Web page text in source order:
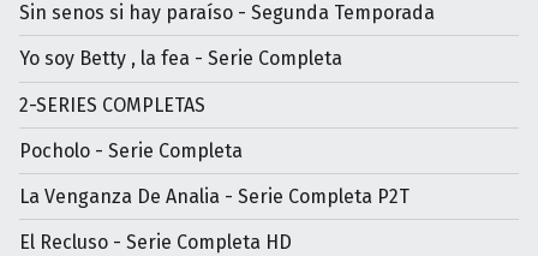
Sin senos si hay paraíso - Segunda Temporada
Yo soy Betty , la fea - Serie Completa
2-SERIES COMPLETAS
Pocholo - Serie Completa
La Venganza De Analia - Serie Completa P2T
El Recluso - Serie Completa HD